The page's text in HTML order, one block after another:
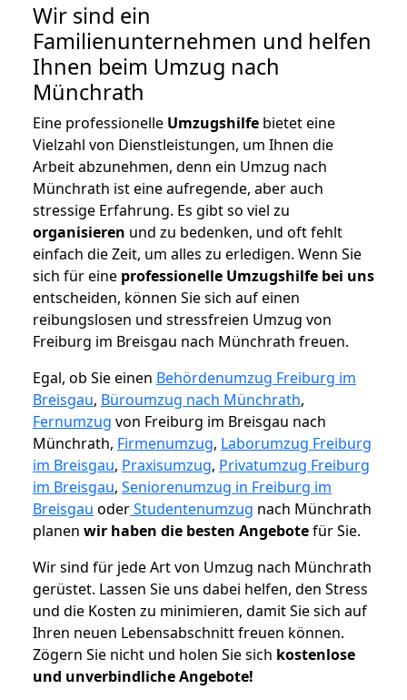
Wir sind ein
Familienunternehmen und helfen
Ihnen beim Umzug nach
Münchrath
Eine professionelle Umzugshilfe bietet eine
Vielzahl von Dienstleistungen, um Ihnen die
Arbeit abzunehmen, denn ein Umzug nach
Münchrath ist eine aufregende, aber auch
stressige Erfahrung. Es gibt so viel zu
organisieren und zu bedenken, und oft fehlt
einfach die Zeit, um alles zu erledigen. Wenn Sie
sich für eine professionelle Umzugshilfe bei uns
entscheiden, können Sie sich auf einen
reibungslosen und stressfreien Umzug von
Freiburg im Breisgau nach Münchrath freuen.
Egal, ob Sie einen Behördenumzug Freiburg im
Breisgau, Büroumzug nach Münchrath,
Fernumzug von Freiburg im Breisgau nach
Münchrath, Firmenumzug, Laborumzug Freiburg
im Breisgau, Praxisumzug, Privatumzug Freiburg
im Breisgau, Seniorenumzug in Freiburg im
Breisgau oderStudentenumzug nach Münchrath
planen wir haben die besten Angebotefür Sie.
Wir sind für jede Art von Umzug nach Münchrath
gerüstet. Lassen Sie uns dabei helfen, den Stress
und die Kosten zu minimieren, damit Sie sich auf
Ihren neuen Lebensabschnitt freuen können.
Zögern Sie nicht und holen Sie sich kostenlose
und unverbindliche Angebote!